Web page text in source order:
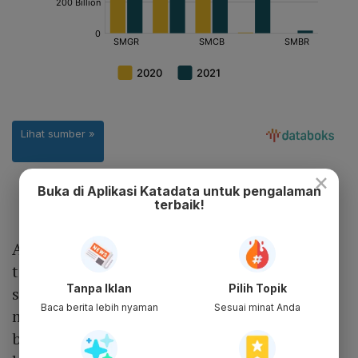
Akan tetapi, kinerja tersebut masih jauh dari
target ekspor industri semen tahun ini
sebanyak 12 juta ton. Walaupun hanya harus
mengekspor setidaknya 775 ribu ton pada 2
bulan terakhir 2021, Widodo pesimistis
×
Buka di Aplikasi Katadata untuk pengalaman
terbaik!
Tanpa Iklan
Baca berita lebih nyaman
Pilih Topik
Sesuai minat Anda